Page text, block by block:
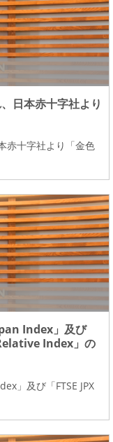
日本赤十字社より
赤十字社より「金色
Index」及び
Index」の
」及び「FTSE JPX